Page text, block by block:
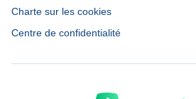
Charte sur les cookies
Centre de confidentialité